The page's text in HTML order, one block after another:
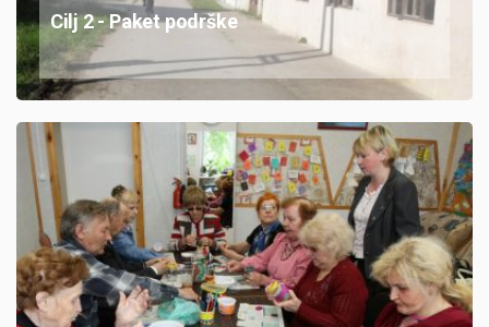
Cilj 2 - Paket podrške